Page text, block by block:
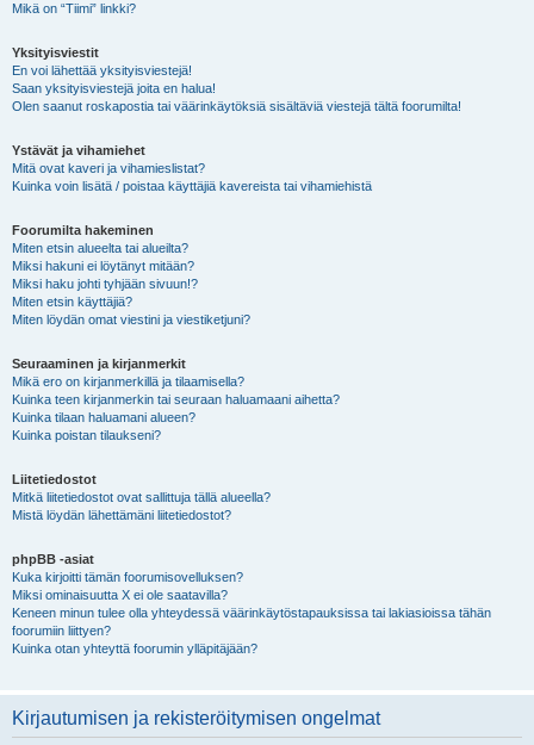
Mikä on “Tiimi” linkki?
Yksityisviestit
En voi lähettää yksityisviestejä!
Saan yksityisviestejä joita en halua!
Olen saanut roskapostia tai väärinkäytöksiä sisältäviä viestejä tältä foorumilta!
Ystävät ja vihamiehet
Mitä ovat kaveri ja vihamieslistat?
Kuinka voin lisätä / poistaa käyttäjiä kavereista tai vihamiehistä
Foorumilta hakeminen
Miten etsin alueelta tai alueilta?
Miksi hakuni ei löytänyt mitään?
Miksi haku johti tyhjään sivuun!?
Miten etsin käyttäjiä?
Miten löydän omat viestini ja viestiketjuni?
Seuraaminen ja kirjanmerkit
Mikä ero on kirjanmerkillä ja tilaamisella?
Kuinka teen kirjanmerkin tai seuraan haluamaani aihetta?
Kuinka tilaan haluamani alueen?
Kuinka poistan tilaukseni?
Liitetiedostot
Mitkä liitetiedostot ovat sallittuja tällä alueella?
Mistä löydän lähettämäni liitetiedostot?
phpBB -asiat
Kuka kirjoitti tämän foorumisovelluksen?
Miksi ominaisuutta X ei ole saatavilla?
Keneen minun tulee olla yhteydessä väärinkäytöstapauksissa tai lakiasioissa tähän
foorumiin liittyen?
Kuinka otan yhteyttä foorumin ylläpitäjään?
Kirjautumisen ja rekisteröitymisen ongelmat